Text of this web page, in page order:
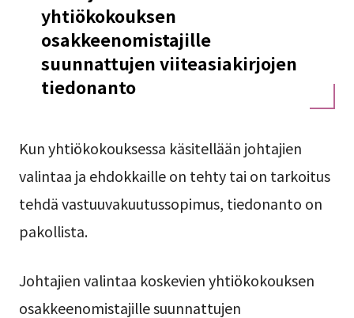
yhtiökokouksen
osakkeenomistajille
suunnattujen viiteasiakirjojen
tiedonanto
Kun yhtiökokouksessa käsitellään johtajien
valintaa ja ehdokkaille on tehty tai on tarkoitus
tehdä vastuuvakuutussopimus, tiedonanto on
pakollista.
Johtajien valintaa koskevien yhtiökokouksen
osakkeenomistajille suunnattujen